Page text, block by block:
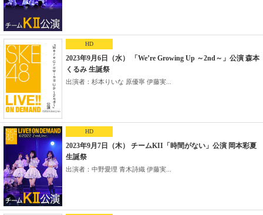
HD
2023年9月6日（水） 「We’re Growing Up ～2nd～」公演 森本
くるみ 生誕祭
出演者：杉本りいな 原優寧 伊藤実...
HD
2023年9月7日（木） チームKII「時間がない」公演 岡本彩夏
生誕祭
出演者：中野愛理 青木詩織 伊藤実...